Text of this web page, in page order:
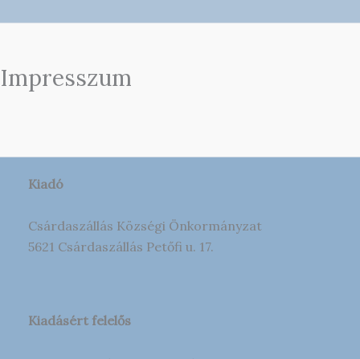
Impresszum
Kiadó
Csárdaszállás Községi Önkormányzat
5621 Csárdaszállás Petőfi u. 17.
Kiadásért felelős